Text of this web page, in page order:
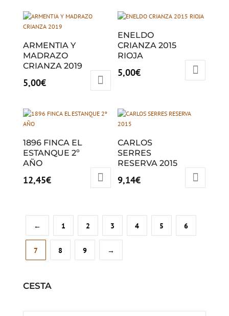
ARMENTIA Y
MADRAZO
CRIANZA 2019
5,00€
ENELDO
CRIANZA 2015
RIOJA
5,00€
1896 FINCA EL
ESTANQUE 2º
AÑO
12,45€
CARLOS
SERRES
RESERVA 2015
9,14€
← 1 2 3 4 5 6
7 8 9 →
CESTA